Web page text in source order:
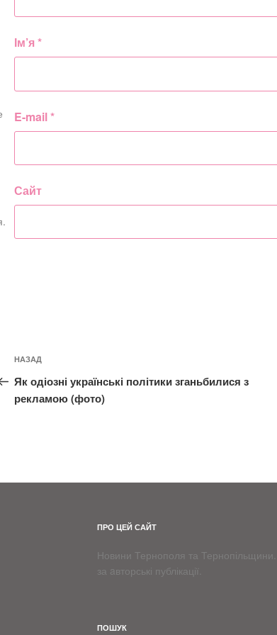
Ім’я*
E-mail*
Сайт
Навігація
записів
Попередній
запис:
НАЗАД
Як одіозні українські політики зганьбилися з
рекламою (фото)
ПРО ЦЕЙ САЙТ
Новини Тернополя та Тернопільщини.
за aвторські публікації.
ПОШУК